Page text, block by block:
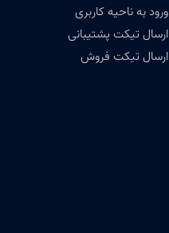
ورود به ناحیه کاربری
ارسال تیکت پشتیبانی
ارسال تیکت فروش